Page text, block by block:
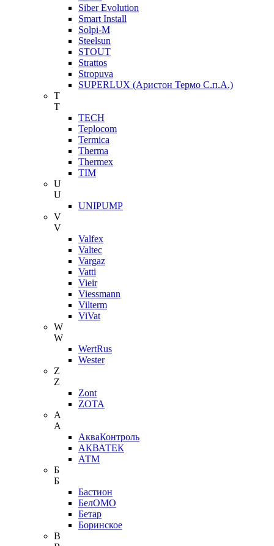
Siber Evolution
Smart Install
Solpi-M
Steelsun
STOUT
Strattos
Stropuva
SUPERLUX (Аристон Термо С.п.А.)
T
T
TECH
Teplocom
Termica
Therma
Thermex
TIM
U
U
UNIPUMP
V
V
Valfex
Valtec
Vargaz
Vatti
Vieir
Viessmann
Vilterm
ViVat
W
W
WertRus
Wester
Z
Z
Zont
ZOTA
А
А
АкваКонтроль
АКВАТЕК
АТМ
Б
Б
Бастион
БелОМО
Бетар
Боринское
В